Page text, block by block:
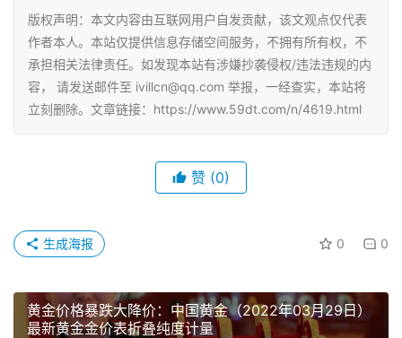
版权声明：本文内容由互联网用户自发贡献，该文观点仅代表
作者本人。本站仅提供信息存储空间服务，不拥有所有权，不
承担相关法律责任。如发现本站有涉嫌抄袭侵权/违法违规的内
容， 请发送邮件至 ivillcn@qq.com 举报，一经查实，本站将
立刻删除。文章链接：https://www.59dt.com/n/4619.html
赞 (0)
0 0
生成海报
黄金价格暴跌大降价：中国黄金（2022年03月29日）
最新黄金金价表折叠纯度计量